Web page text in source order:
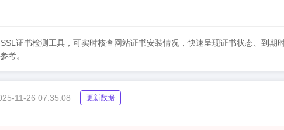
证书检测工具，可实时核查网站证书安装情况，快速呈现证书状态、到
考。
11-26 07:35:08 更新数据